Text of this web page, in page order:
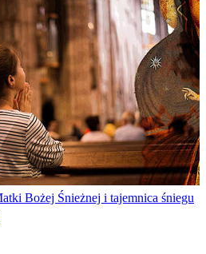
Bożej Śnieżnej i tajemnica śniegu